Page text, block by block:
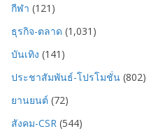
กีฬา (121)
ธุรกิจ-ตลาด (1,031)
บันเทิง (141)
ประชาสัมพันธ์-โปรโมชั่น (802)
ยานยนต์ (72)
สังคม-CSR (544)